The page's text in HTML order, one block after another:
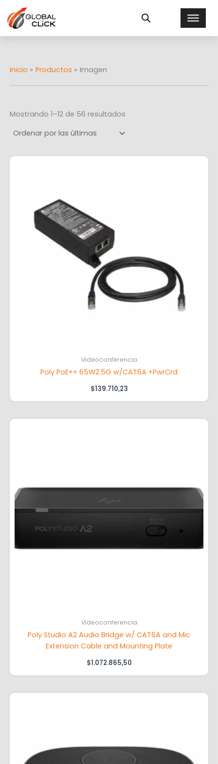
contenido
s
t
o
Inicio Productos Imagen
Mostrando 1–12 de 56 resultados
recientes
Videoconferencia
Poly PoE++ 65W2.5G w/CAT6A +PwrCrd
$139.710,23
Videoconferencia
Poly Studio A2 Audio Bridge w/ CAT6A and Mic
Extension Cable and Mounting Plate
$1.072.865,50